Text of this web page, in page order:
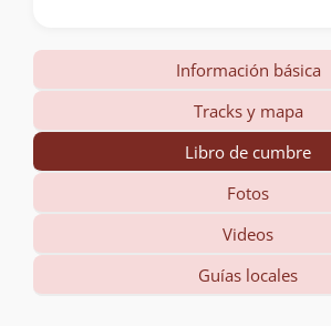
Información básica
Tracks y mapa
Libro de cumbre
Fotos
Videos
Guías locales